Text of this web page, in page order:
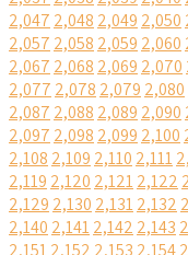
2,047 2,048 2,049 2,050
2,057 2,058 2,059 2,060
2,067 2,068 2,069 2,070
2,077 2,078 2,079 2,080
2,087 2,088 2,089 2,090
2,097 2,098 2,099 2,100
2,108 2,109 2,110 2,111
2,119 2,120 2,1212,122
2,129 2,130 2,1312,132
2,140 2,1412,142 2,143